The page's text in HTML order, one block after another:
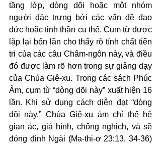
tầng lớp, dòng dõi hoặc một nhóm
người đặc trưng bởi các vấn đề đạo
đức hoặc tinh thần cụ thể. Cụm từ được
lặp lại bốn lần cho thấy rõ tính chất tiên
tri của các câu Châm-ngôn này, và điều
đó được làm rõ hơn trong sự giảng dạy
của Chúa Giê-xu. Trong các sách Phúc
Âm, cụm từ “dòng dõi này” xuất hiện 16
lần. Khi sử dụng cách diễn đạt “dòng
dõi này,” Chúa Giê-xu ám chỉ thế hệ
gian ác, giả hình, chống nghịch, và sẽ
đóng đinh Ngài (Ma-thi-ơ 23:13, 34-36)